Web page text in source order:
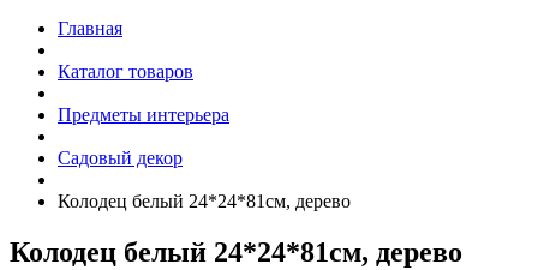
Главная
Каталог товаров
Предметы интерьера
Садовый декор
Колодец белый 24*24*81см, дерево
Колодец белый 24*24*81см, дерево